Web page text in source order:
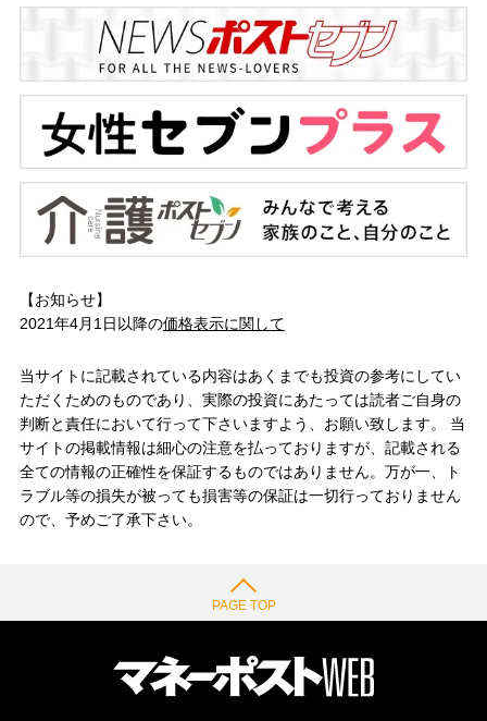
【お知らせ】
2021年4月1日以降の価格表示に関して
当サイトに記載されている内容はあくまでも投資の参考にしてい
ただくためのものであり、実際の投資にあたっては読者ご自身の
判断と責任において行って下さいますよう、お願い致します。 当
サイトの掲載情報は細心の注意を払っておりますが、記載される
全ての情報の正確性を保証するものではありません。万が一、ト
ラブル等の損失が被っても損害等の保証は一切行っておりません
ので、予めご了承下さい。
PAGE TOP